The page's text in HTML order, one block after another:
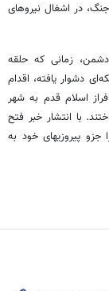
در اشغال نیروهای
زمانی که حلقه
دشوار یافته، اقدام
اسلام قدم به شهر
با انتشار خبر فتح
پیروزیهای خود به